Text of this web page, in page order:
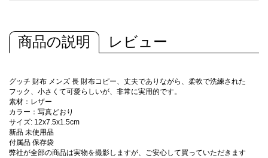
商品の説明 レビュー
グッチ 財布 メンズ 長 財布コピー、丈夫でありながら、柔軟で洗練された
フック、小さくて可愛らしいが、非常に実用的です。
素材：レザー
カラー：写真どおり
サイズ: 12x7.5x1.5cm
新品 未使用品
付属品 保存袋
弊社が全部の商品は実物を撮影しますが、ご安心して買っていただきます